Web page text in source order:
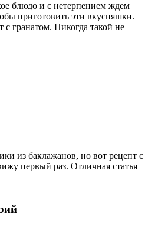
блюдо и с нетерпением ждем
приготовить эти вкусняшки.
с гранатом. Никогда такой не
из баклажанов, но вот рецепт с
первый раз. Отличная статья